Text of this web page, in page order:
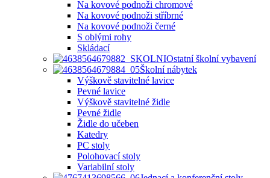
Na kovové podnoži chromové
Na kovové podnoži stříbrné
Na kovové podnoži černé
S oblými rohy
Skládací
Ostatní školní vybavení
Školní nábytek
Výškově stavitelné lavice
Pevné lavice
Výškově stavitelné židle
Pevné židle
Židle do učeben
Katedry
PC stoly
Polohovací stoly
Variabilní stoly